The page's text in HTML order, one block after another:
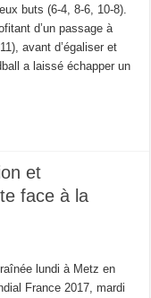
buts (6-4, 8-6, 10-8).
d’un passage à
avant d’égaliser et
a laissé échapper un
et
face à la
lundi à Metz en
France 2017, mardi